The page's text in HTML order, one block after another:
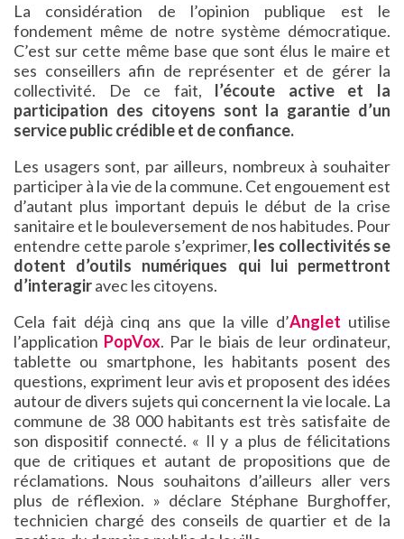
La considération de l’opinion publique est le
fondement même de notre système démocratique.
C’est sur cette même base que sont élus le maire et
ses conseillers afin de représenter et de gérer la
collectivité. De ce fait, l’écoute active et la
participation des citoyens sont la garantie d’un
service public crédible et de confiance.
Les usagers sont, par ailleurs, nombreux à souhaiter
participer à la vie de la commune. Cet engouement est
d’autant plus important depuis le début de la crise
sanitaire et le bouleversement de nos habitudes. Pour
entendre cette parole s’exprimer, les collectivités se
dotent d’outils numériques qui lui permettront
d’interagiravec les citoyens.
Cela fait déjà cinq ans que la ville d’Anglet utilise
l’application PopVox. Par le biais de leur ordinateur,
tablette ou smartphone, les habitants posent des
questions, expriment leur avis et proposent des idées
autour de divers sujets qui concernent la vie locale. La
commune de 38 000 habitants est très satisfaite de
son dispositif connecté. « Il y a plus de félicitations
que de critiques et autant de propositions que de
réclamations. Nous souhaitons d’ailleurs aller vers
plus de réflexion. » déclare Stéphane Burghoffer,
technicien chargé des conseils de quartier et de la